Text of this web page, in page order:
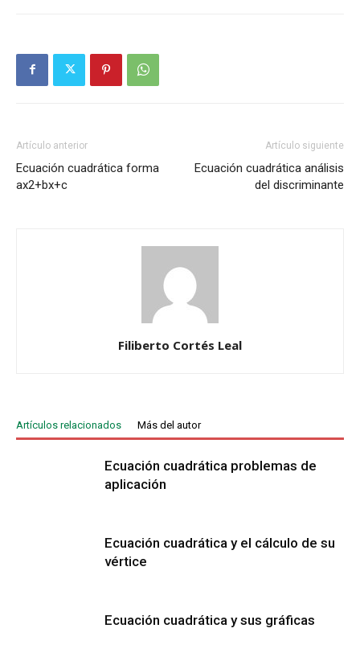
Artículo anterior
Ecuación cuadrática forma
ax2+bx+c
Artículo siguiente
Ecuación cuadrática análisis
del discriminante
Filiberto Cortés Leal
Artículos relacionados Más del autor
Ecuación cuadrática problemas de
aplicación
Ecuación cuadrática y el cálculo de su
vértice
Ecuación cuadrática y sus gráficas